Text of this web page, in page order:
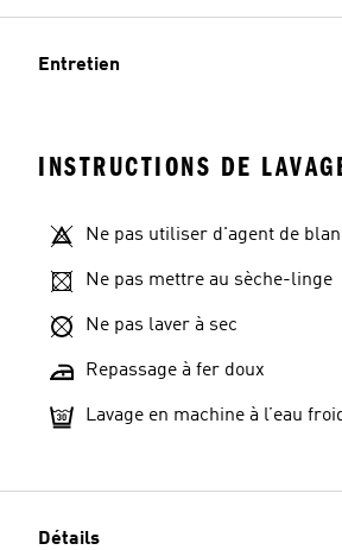
Entretien
INSTRUCTIONS DE
Ne pas utiliser d'agent de
Ne pas mettre au sèche-linge
Ne pas laver à sec
Repassage à fer doux
Lavage en machine à l’eau
Détails